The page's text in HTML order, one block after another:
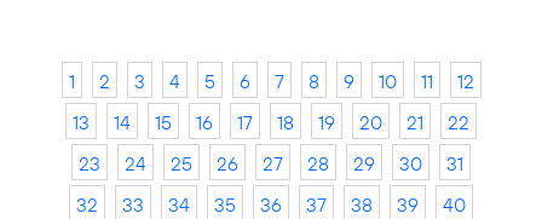
1 2 3 4 5 6 7 8 9 10 11
12
13
14 15 16 17 18 19 20 21
22
23
24 25 26 27 28 29 30
31
32
33 34 35 36 37 38 39
40